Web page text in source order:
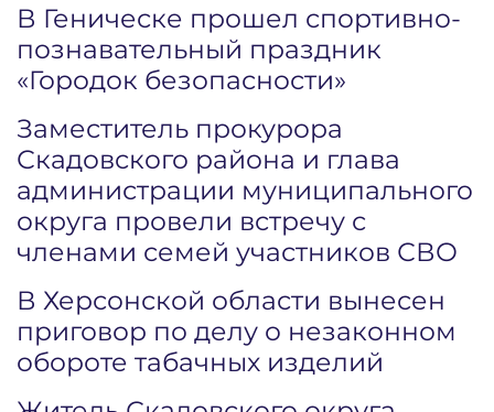
В Геническе прошел спортивно-
познавательный праздник
«Городок безопасности»
Заместитель прокурора
Скадовского района и глава
администрации муниципального
округа провели встречу с
членами семей участников СВО
В Херсонской области вынесен
приговор по делу о незаконном
обороте табачных изделий